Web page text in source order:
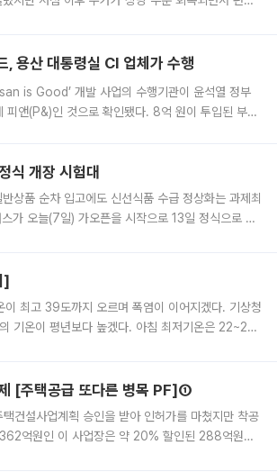
산 대통령실 CI 업체가 수행
is Good’ 개발 사업의 수행기관이 윤석열 정부
피앤(P&)인 것으로 확인됐다. 8억 원이 투입된 부산
식 개장 시험대
상품 순차 입고에도 신선식품 수급 정상화는 과제최
가 오늘(7일) 가오픈을 시작으로 13일 정식으로 재
]
이 최고 39도까지 오르며 폭염이 이어지겠다. 기상청
기온이 평년보다 높겠다. 아침 최저기온은 22~27
[주택공급 또다른 병목 PF]①
건설사업계획 승인을 받아 인허가를 마쳤지만 착공
억원인 이 사업장은 약 20% 할인된 288억원에